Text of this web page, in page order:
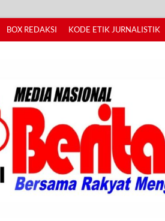
BOX REDAKSI KODE ETIK JURNALISTIK